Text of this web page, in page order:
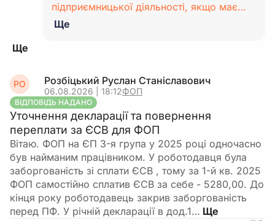
підприємницької діяльності, якщо має…
Ще
РО Розбіцький Руслан Станіславович
06.08.2026 | 18:12ФОП
ВІДПОВІДЬ НАДАНО
Уточнення декларації та повернення
переплати за ЄСВ для ФОП
Вітаю. ФОП на ЄП 3-я група у 2025 році одночасно
був найманим працівником. У роботодавця була
заборгованість зі сплати ЄСВ , тому за 1-й кв. 2025
ФОП самостійно сплатив ЄСВ за себе - 5280,00. До
кінця року роботодавець закрив заборгованість
перед ПФ. У річній декларації в дод.1…